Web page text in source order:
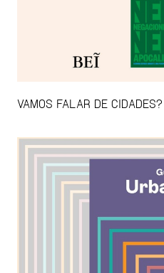
VAMOS FALAR DE CIDADES?